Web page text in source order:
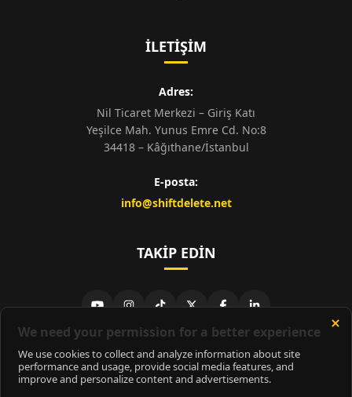
İLETIŞIM
Adres:
Nil Ticaret Merkezi – Giriş Katı
Yeşilce Mah. Yunus Emre Cd. No:8
34418 – Kâğıthane/İstanbul
E-posta:
info@shiftdelete.net
TAKIP EDIN